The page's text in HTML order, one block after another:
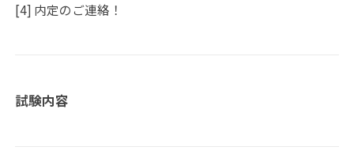
[4] 内定のご連絡！
試験内容